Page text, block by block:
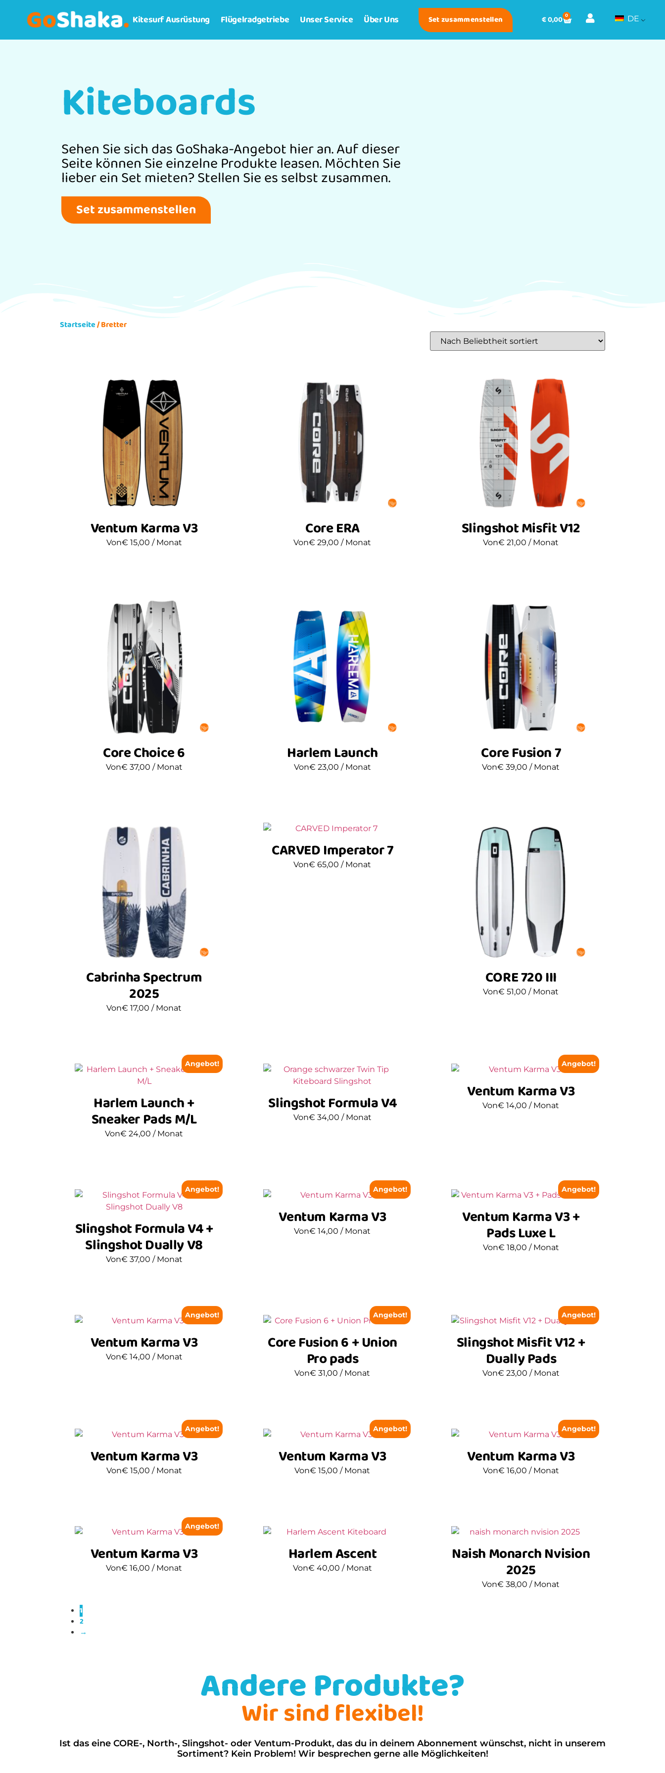
Kitesurf Ausrüstung Flügelradgetriebe Unser Service Über Uns Set zusammenstellen €0,00 0 DE
Kiteboards
Sehen Sie sich das GoShaka-Angebot hier an. Auf dieser
Seite können Sie einzelne Produkte leasen. Möchten Sie
lieber ein Set mieten? Stellen Sie es selbst zusammen.
Set zusammenstellen
Startseite/ Bretter
Ventum Karma V3
Von€ 15,00 / Monat
Core ERA
Von€ 29,00 / Monat
Slingshot Misfit V12
Von€ 21,00 / Monat
Core Choice 6
Von€ 37,00 / Monat
Harlem Launch
Von€ 23,00 / Monat
Core Fusion 7
Von€ 39,00 / Monat
Cabrinha Spectrum
2025
Von€ 17,00 / Monat
CARVED Imperator 7
Von€ 65,00 / Monat
CORE 720 III
Von€ 51,00 / Monat
Angebot!
Harlem Launch +
Sneaker Pads M/L
Von€ 24,00 / Monat
Slingshot Formula V4
Von€ 34,00 / Monat
Angebot!
Ventum Karma V3
Von€ 14,00 / Monat
Angebot!
Slingshot Formula V4 +
Slingshot Dually V8
Von€ 37,00 / Monat
Angebot!
Ventum Karma V3
Von€ 14,00 / Monat
Angebot!
Ventum Karma V3 +
Pads Luxe L
Von€ 18,00 / Monat
Angebot!
Ventum Karma V3
Von€ 14,00 / Monat
Angebot!
Core Fusion 6 + Union
Pro pads
Von€ 31,00 / Monat
Angebot!
Slingshot Misfit V12 +
Dually Pads
Von€ 23,00 / Monat
Angebot!
Ventum Karma V3
Von€ 15,00 / Monat
Angebot!
Ventum Karma V3
Von€ 15,00 / Monat
Angebot!
Ventum Karma V3
Von€ 16,00 / Monat
Angebot!
Ventum Karma V3
Von€ 16,00 / Monat
Harlem Ascent
Von€ 40,00 / Monat
Naish Monarch Nvision
2025
Von€ 38,00 / Monat
1
2
→
Andere Produkte?
Wir sind flexibel!
Ist das eine CORE-, North-, Slingshot- oder Ventum-Produkt, das du in deinem Abonnement wünschst, nicht in unserem
Sortiment? Kein Problem! Wir besprechen gerne alle Möglichkeiten!